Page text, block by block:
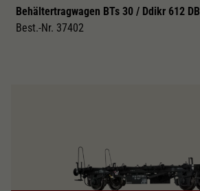
Behältertragwagen BTs 30 / Ddikr 612 DB
Best.-Nr. 37402